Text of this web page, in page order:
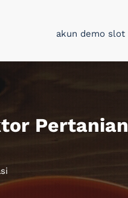
akun demo slot
Pertanian